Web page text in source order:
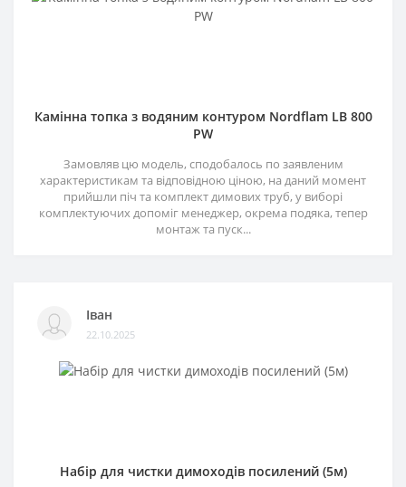
Камінна топка з водяним контуром Nordflam LB 800
PW
Замовляв цю модель, сподобалось по заявленим
характеристикам та відповідною ціною, на даний момент
прийшли піч та комплект димових труб, у виборі
комплектуючих допоміг менеджер, окрема подяка, тепер
монтаж та пуск...
Іван
22.10.2025
Набір для чистки димоходів посилений (5м)